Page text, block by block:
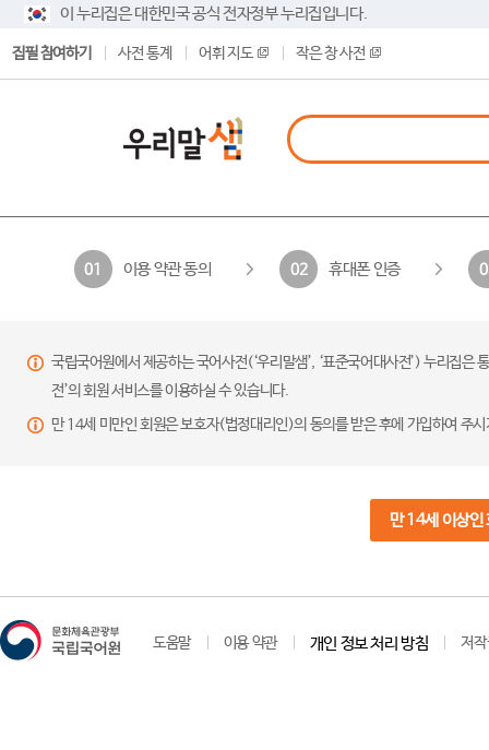
이 누리집은 대한민국 공식 전자정부 누리집입니다.
집필 참여하기 사전 통계 어휘 지도 작은 창 사전
01 이용 약관 동의 02 휴대폰 인증
국립국어원에서 제공하는 국어사전(‘우리말샘’, ‘표준국어대사전’) 누리집
전’의 회원 서비스를 이용하실 수 있습니다.
만 14세 미만인 회원은 보호자(법정대리인)의 동의를 받은 후에 가입하여 주
만 14세 이상인
도움말 이용 약관 개인 정보 처리 방침 저